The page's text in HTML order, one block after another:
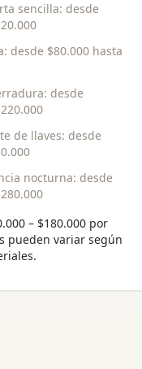
sencilla: desde
: desde $80.000hasta
: desde
de llaves: desde
nocturna: desde
– $180.000 por
pueden variar según